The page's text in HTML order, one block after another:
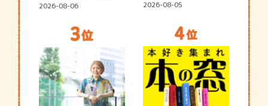
2026-08-06 2026-08-05